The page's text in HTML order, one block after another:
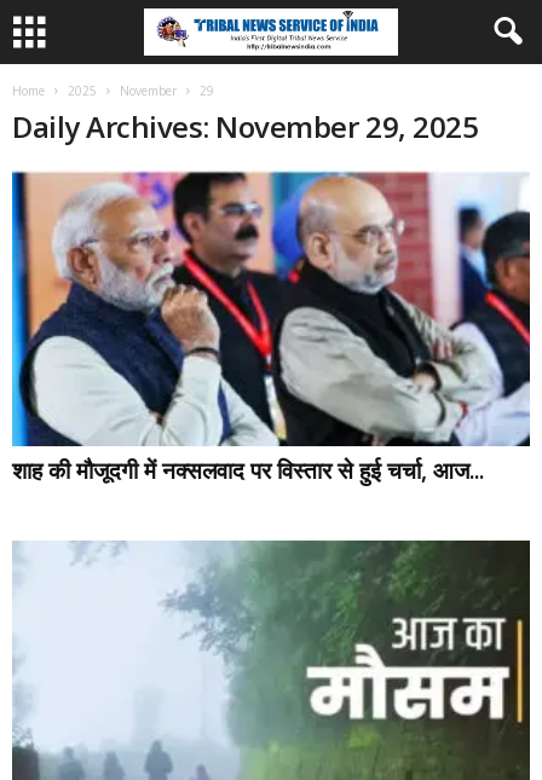
Home 2025 November 29
Daily Archives: November 29, 2025
शाह की मौजूदगी में नक्सलवाद पर विस्तार से हुई चर्चा, आज...